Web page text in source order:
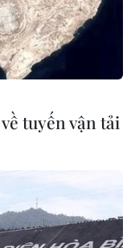
tuyến vận tải